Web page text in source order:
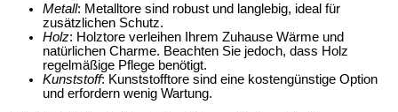
Metall: Metalltore sind robust und langlebig, ideal für
zusätzlichen Schutz.
Holz: Holztore verleihen Ihrem Zuhause Wärme und
natürlichen Charme. Beachten Sie jedoch, dass Holz
regelmäßige Pflege benötigt.
Kunststoff: Kunststofftore sind eine kostengünstige Option
und erfordern wenig Wartung.